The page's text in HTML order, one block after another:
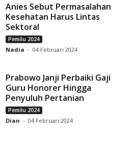
Anies Sebut Permasalahan
Kesehatan Harus Lintas
Sektoral
Pemilu 2024
Nadia - 04 Februari 2024
Prabowo Janji Perbaiki Gaji
Guru Honorer Hingga
Penyuluh Pertanian
Pemilu 2024
Dian - 04 Februari 2024